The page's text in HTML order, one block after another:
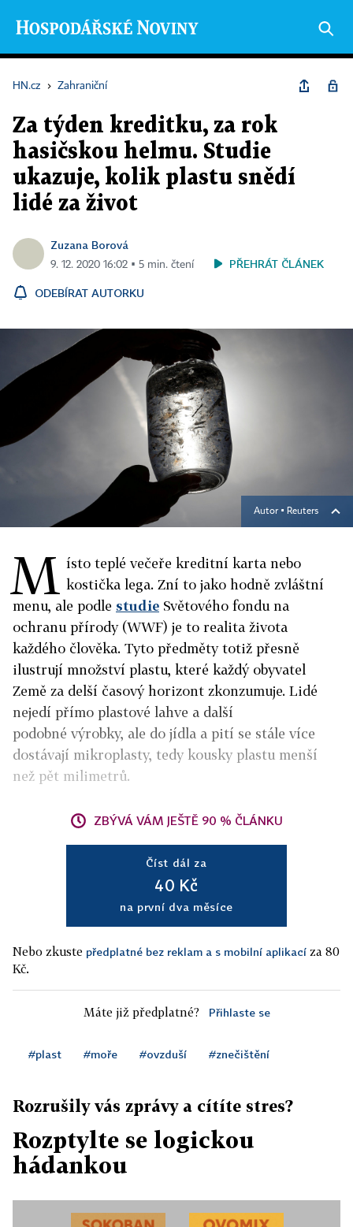
HN.cz › Zahraniční
Za týden kreditku, za rok
hasičskou helmu. Studie
ukazuje, kolik plastu snědí
lidé za život
Zuzana Borová
9. 12. 2020 16:02 ▪ 5 min. čtení PŘEHRÁT ČLÁNEK
ODEBÍRAT AUTORKU
Autor ▪ Reuters
M ísto teplé večeře kreditní karta nebo
kostička lega. Zní to jako hodně zvláštní
menu, ale podle studie Světového fondu na
ochranu přírody (WWF) je to realita života
každého člověka. Tyto předměty totiž přesně
ilustrují množství plastu, které každý obyvatel
Země za delší časový horizont zkonzumuje. Lidé
nejedí přímo plastové lahve a další
podobné výrobky, ale do jídla a pití se stále více
dostávají mikroplasty, tedy kousky plastu menší
než pět milimetrů.
ZBÝVÁ VÁM JEŠTĚ 90 % ČLÁNKU
Číst dál za
40 Kč
na první dva měsíce
Nebo zkuste předplatné bez reklam a s mobilní aplikací za 80
Kč.
Máte již předplatné? Přihlaste se
#plast #moře #ovzduší #znečištění
Rozrušily vás zprávy a cítíte stres?
Rozptylte se logickou
hádankou